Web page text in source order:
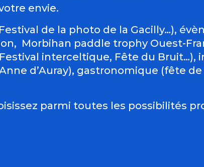
envie.
de la photo de la Gacilly…),
Morbihan paddle trophy Ouest-
interceltique, Fête du Bruit…),
d’Auray), gastronomique (fête
parmi toutes les possibilités